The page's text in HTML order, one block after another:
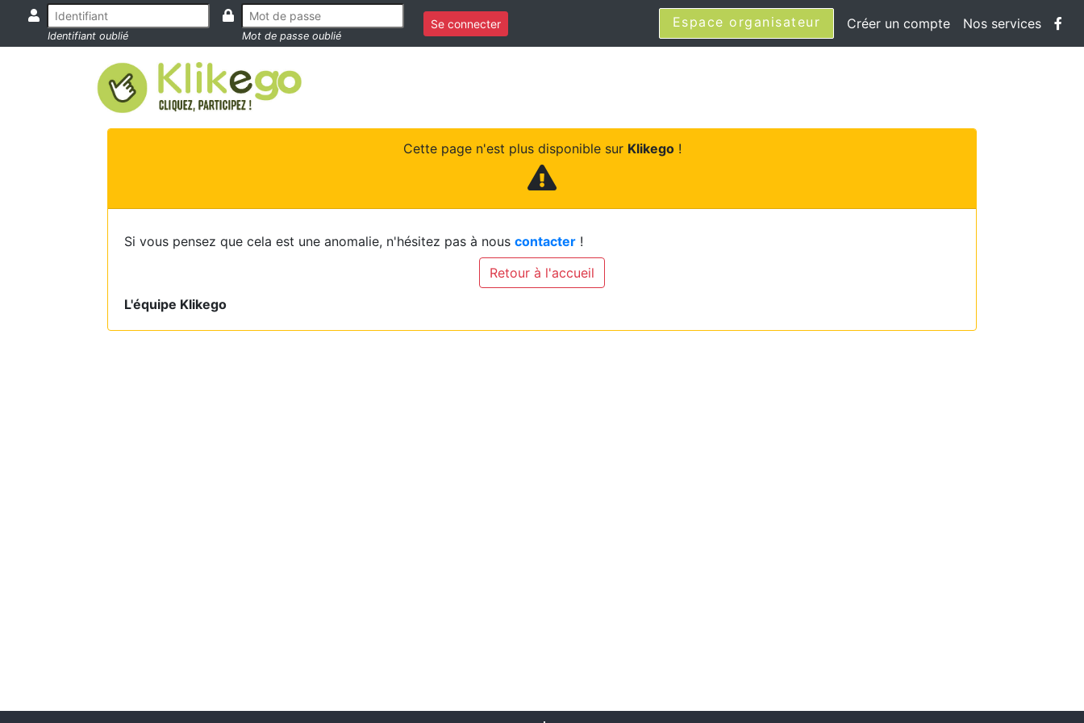
Identifiant oublié Mot de passe oublié
Se connecter Espace organisateur Créer un compte Nos services
Cette page n'est plus disponible sur Klikego!
Si vous pensez que cela est une anomalie, n'hésitez pas à nous contacter !
Retour à l'accueil
L'équipe Klikego